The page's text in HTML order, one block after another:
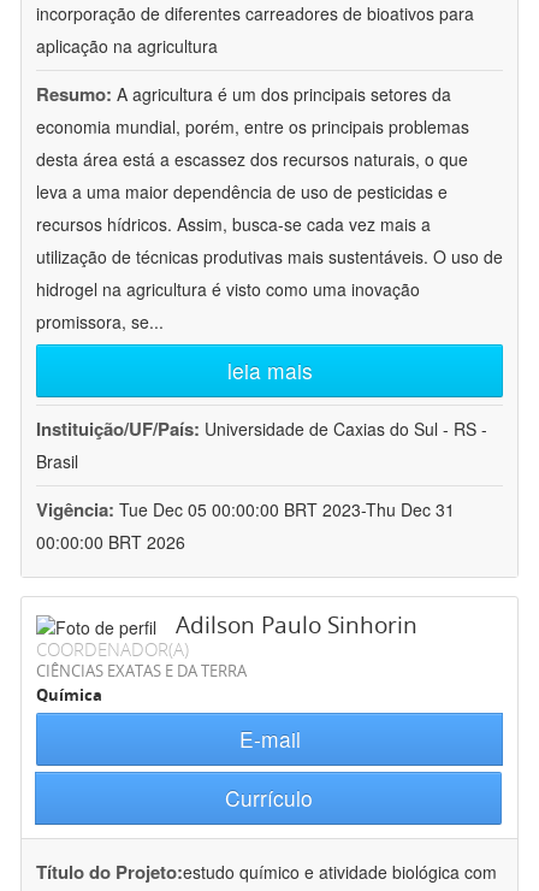
incorporação de diferentes carreadores de bioativos para
aplicação na agricultura
Resumo: A agricultura é um dos principais setores da
economia mundial, porém, entre os principais problemas
desta área está a escassez dos recursos naturais, o que
leva a uma maior dependência de uso de pesticidas e
recursos hídricos. Assim, busca-se cada vez mais a
utilização de técnicas produtivas mais sustentáveis. O uso de
hidrogel na agricultura é visto como uma inovação
promissora, se...
leia mais
Instituição/UF/País: Universidade de Caxias do Sul - RS -
Brasil
Vigência: Tue Dec 05 00:00:00 BRT 2023-Thu Dec 31
00:00:00 BRT 2026
Adilson Paulo Sinhorin
COORDENADOR(A)
CIÊNCIAS EXATAS E DA TERRA
Química
E-mail
Currículo
Título do Projeto:estudo químico e atividade biológica com